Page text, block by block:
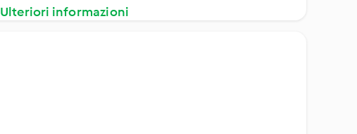
Ulteriori informazioni